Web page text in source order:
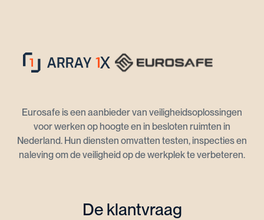
Eurosafe is een aanbieder van veiligheidsoplossingen
voor werken op hoogte en in besloten ruimten in
Nederland. Hun diensten omvatten testen, inspecties en
naleving om de veiligheid op de werkplek te verbeteren.
De klantvraag